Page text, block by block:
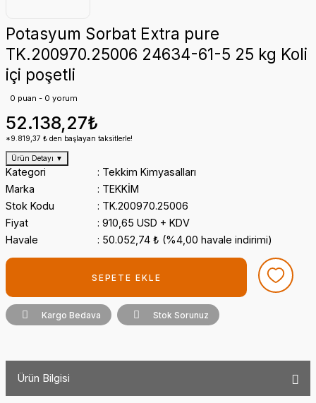
Potasyum Sorbat Extra pure
TK.200970.25006 24634-61-5 25 kg Koli
içi poşetli
0 puan - 0 yorum
52.138,27₺
*9.819,37 ₺ den başlayan taksitlerle!
Ürün Detayı ▼
Kategori
Tekkim Kimyasalları
Marka
TEKKİM
Stok Kodu
TK.200970.25006
Fiyat
910,65 USD + KDV
Havale
50.052,74 ₺ (%4,00 havale indirimi)
SEPETE EKLE
Kargo Bedava Stok Sorunuz
Ürün Bilgisi